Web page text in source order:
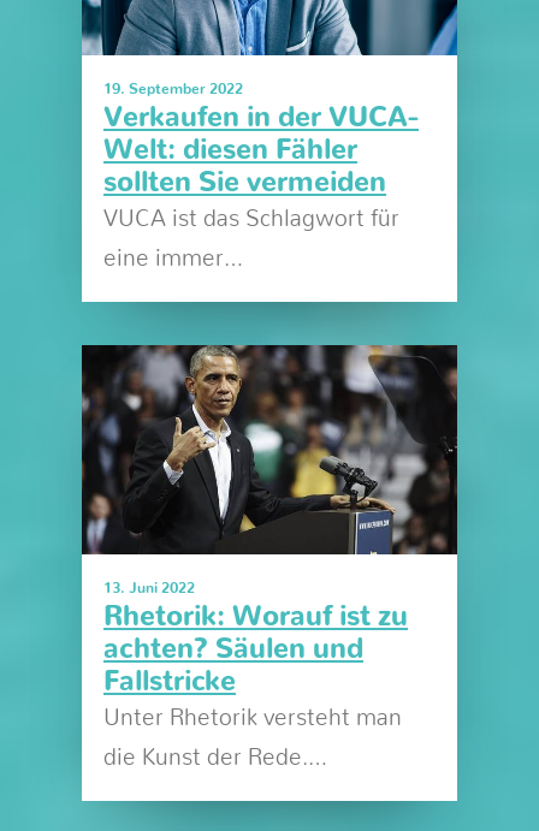
19. September 2022
Verkaufen in der VUCA-
Welt: diesen Fähler
sollten Sie vermeiden
VUCA ist das Schlagwort für
eine immer…
13. Juni 2022
Rhetorik: Worauf ist zu
achten? Säulen und
Fallstricke
Unter Rhetorik versteht man
die Kunst der Rede.…